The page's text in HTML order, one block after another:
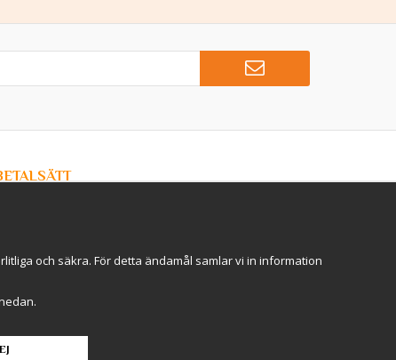
och säkra. För detta ändamål samlar vi in information